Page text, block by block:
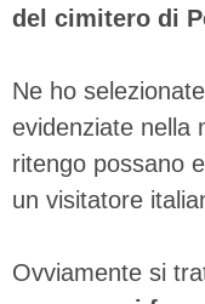
del cimitero di
Ne ho
evidenziate nella
ritengo possano
un visitatore
Ovviamente si